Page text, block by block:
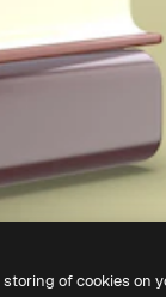
of cookies on